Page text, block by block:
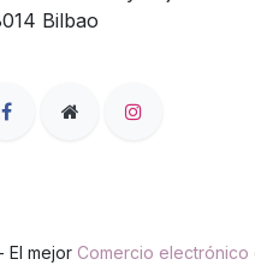
Bilbao
El mejor Comercio